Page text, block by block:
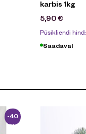
karbis 1kg
5,90€
Püsikliendi hind:
Saadaval
-40
%